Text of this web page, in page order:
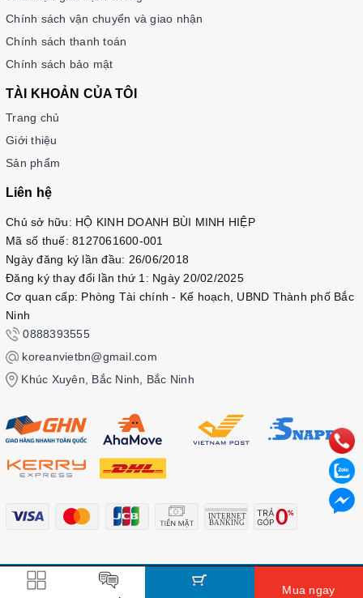
Mua ngay
Chính sách vận chuyển và giao nhận
Chính sách thanh toán
Chính sách bảo mật
TÀI KHOẢN CỦA TÔI
Trang chủ
Giới thiệu
Sản phẩm
Liên hệ
Chủ sở hữu: HỘ KINH DOANH BÙI MINH HIỆP
Mã số thuế: 8127061600-001
Ngày đăng ký lần đầu: 26/06/2018
Đăng ký thay đổi lần thứ 1: Ngày 20/02/2025
Cơ quan cấp: Phòng Tài chính - Kế hoạch, UBND Thành phố Bắc
Ninh
0888393555
koreanvietbn@gmail.com
Khúc Xuyên, Bắc Ninh, Bắc Ninh
© Bản quyền thuộc về